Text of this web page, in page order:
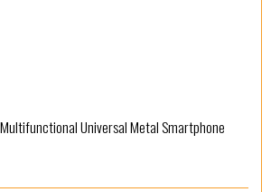
Universal Metal Smartphone